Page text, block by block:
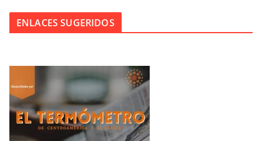
ENLACES SUGERIDOS